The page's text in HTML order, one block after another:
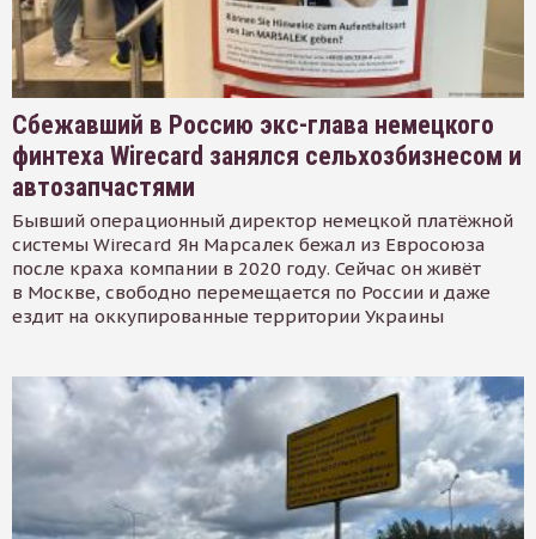
Сбежавший в Россию экс-глава немецкого
финтеха Wirecard занялся сельхозбизнесом и
автозапчастями
Бывший операционный директор немецкой платёжной
системы Wirecard Ян Марсалек бежал из Евросоюза
после краха компании в 2020 году. Сейчас он живёт
в Москве, свободно перемещается по России и даже
ездит на оккупированные территории Украины